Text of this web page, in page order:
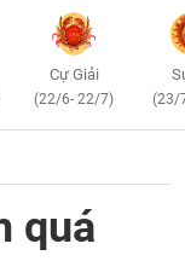
Cự Giải
(22/6- 22/7) (23/
quá